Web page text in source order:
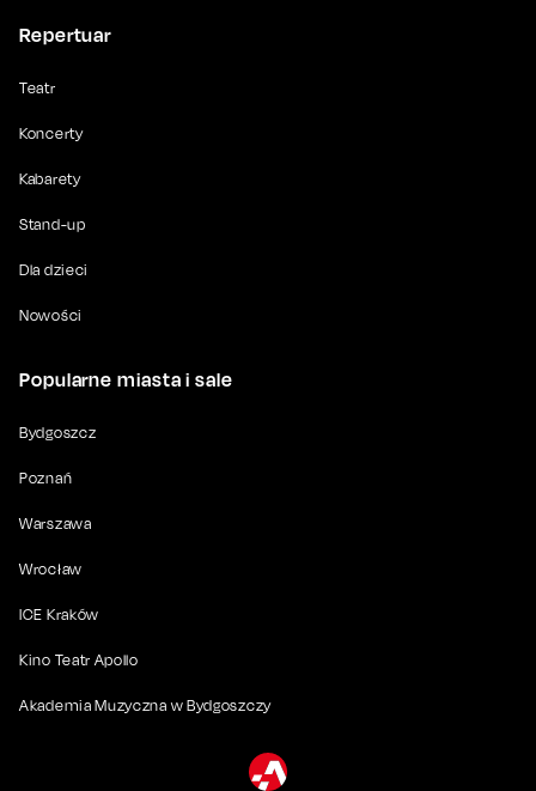
Repertuar
Teatr
Koncerty
Kabarety
Stand-up
Dla dzieci
Nowości
Popularne miasta i sale
Bydgoszcz
Poznań
Warszawa
Wrocław
ICE Kraków
Kino Teatr Apollo
Akademia Muzyczna w Bydgoszczy